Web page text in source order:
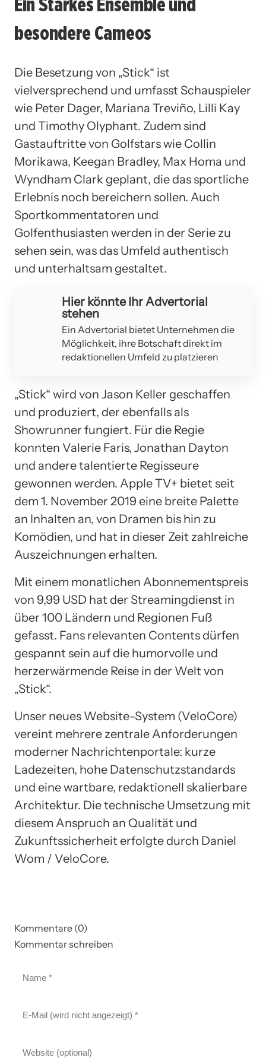
besondere Cameos
Die Besetzung von „Stick“ ist
vielversprechend und umfasst Schauspieler
wie Peter Dager, Mariana Treviño, Lilli Kay
und Timothy Olyphant. Zudem sind
Gastauftritte von Golfstars wie Collin
Morikawa, Keegan Bradley, Max Homa und
Wyndham Clark geplant, die das sportliche
Erlebnis noch bereichern sollen. Auch
Sportkommentatoren und
Golfenthusiasten werden in der Serie zu
sehen sein, was das Umfeld authentisch
und unterhaltsam gestaltet.
Hier könnte Ihr Advertorial
stehen
Ein Advertorial bietet Unternehmen die
Möglichkeit, ihre Botschaft direkt im
redaktionellen Umfeld zu platzieren
„Stick“ wird von Jason Keller geschaffen
und produziert, der ebenfalls als
Showrunner fungiert. Für die Regie
konnten Valerie Faris, Jonathan Dayton
und andere talentierte Regisseure
gewonnen werden. Apple TV+ bietet seit
dem 1. November 2019 eine breite Palette
an Inhalten an, von Dramen bis hin zu
Komödien, und hat in dieser Zeit zahlreiche
Auszeichnungen erhalten.
Mit einem monatlichen Abonnementspreis
von 9,99 USD hat der Streamingdienst in
über 100 Ländern und Regionen Fuß
gefasst. Fans relevanten Contents dürfen
gespannt sein auf die humorvolle und
herzerwärmende Reise in der Welt von
„Stick“.
Unser neues Website-System (VeloCore)
vereint mehrere zentrale Anforderungen
moderner Nachrichtenportale: kurze
Ladezeiten, hohe Datenschutzstandards
und eine wartbare, redaktionell skalierbare
Architektur. Die technische Umsetzung mit
diesem Anspruch an Qualität und
Zukunftssicherheit erfolgte durch Daniel
Wom / VeloCore.
Kommentare (0)
Kommentar schreiben